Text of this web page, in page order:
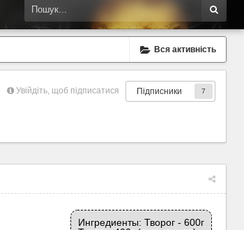
Вся активність
Увійдіть, щоб підписатися Підписники 7
Ингредиенты: Творог - 600г